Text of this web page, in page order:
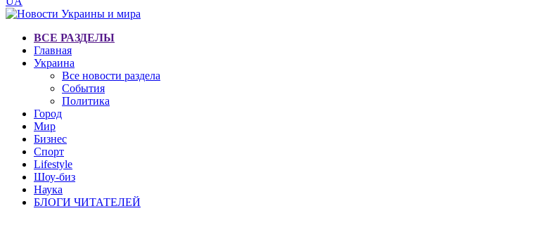
ВСЕ РАЗДЕЛЫ
Главная
Украина
Все новости раздела
События
Политика
Город
Мир
Бизнес
Спорт
Lifestyle
Шоу-биз
Наука
БЛОГИ ЧИТАТЕЛЕЙ